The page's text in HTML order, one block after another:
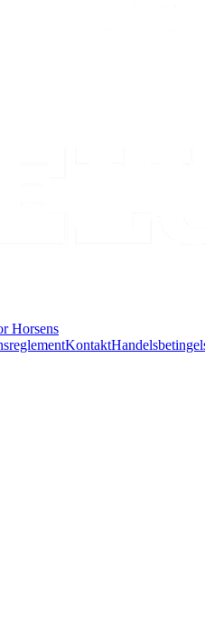
Horsens
Kontakt